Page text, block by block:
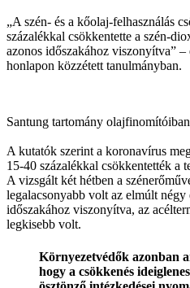
„A szén- és a kőolaj-felhasználás
százalékkal csökkentette a szén-
azonos időszakához viszonyítva”
honlapon közzétett tanulmányban.
Santung tartomány
A kutatók szerint a koronavírus
15-40 százalékkal csökkentették a
A vizsgált két hétben a
legalacsonyabb volt az elmúlt négy
időszakához viszonyítva, az
legkisebb volt.
Környezetvédők azonban
hogy a csökkenés